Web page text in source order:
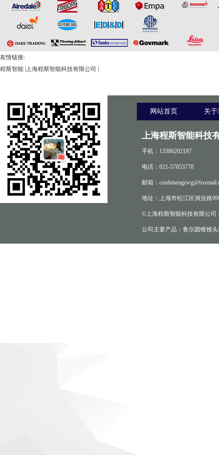
友情链接:
程斯智能 上海程斯智能科技有限公司
网站首页 关
上海程斯智能科技
手机：13386202197
电话：021-57853778
邮箱：
地址：上海市松江区洞业路
©上海程斯智能科技有限公司
公司主要产品：鲁尔圆锥接